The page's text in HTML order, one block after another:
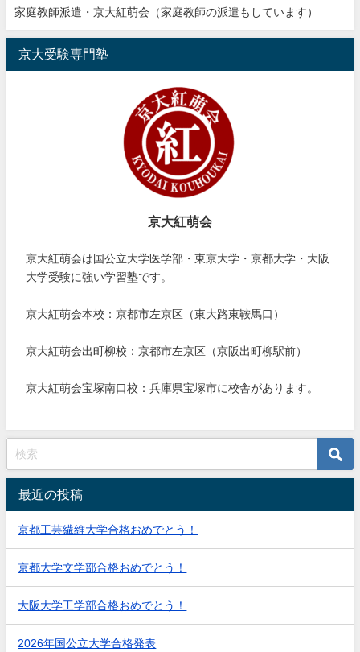
家庭教師派遣・京大紅萌会（家庭教師の派遣もしています）
京大受験専門塾
京大紅萌会
京大紅萌会は国公立大学医学部・東京大学・京都大学・大阪
大学受験に強い学習塾です。
京大紅萌会本校：京都市左京区（東大路東鞍馬口）
京大紅萌会出町柳校：京都市左京区（京阪出町柳駅前）
京大紅萌会宝塚南口校：兵庫県宝塚市に校舎があります。
最近の投稿
京都工芸繊維大学合格おめでとう！
京都大学文学部合格おめでとう！
大阪大学工学部合格おめでとう！
2026年国公立大学合格発表